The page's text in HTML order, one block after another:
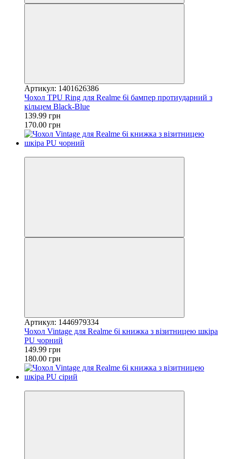
Артикул: 1401626386
Чохол TPU Ring для Realme 6i бампер протиударний з
кільцем Black-Blue
139.99 грн
170.00 грн
Артикул: 1446979334
Чохол Vintage для Realme 6i книжка з візитницею шкіра
PU чорний
149.99 грн
180.00 грн